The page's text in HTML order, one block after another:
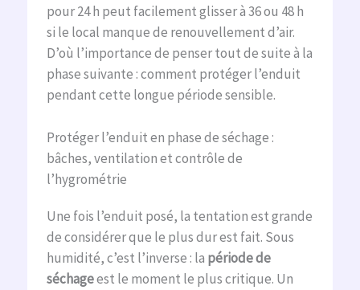
pour 24 h peut facilement glisser à 36 ou 48 h
si le local manque de renouvellement d’air.
D’où l’importance de penser tout de suite à la
phase suivante : comment protéger l’enduit
pendant cette longue période sensible.
Protéger l’enduit en phase de séchage :
bâches, ventilation et contrôle de
l’hygrométrie
Une fois l’enduit posé, la tentation est grande
de considérer que le plus dur est fait. Sous
humidité, c’est l’inverse : la période de
séchageest le moment le plus critique. Un